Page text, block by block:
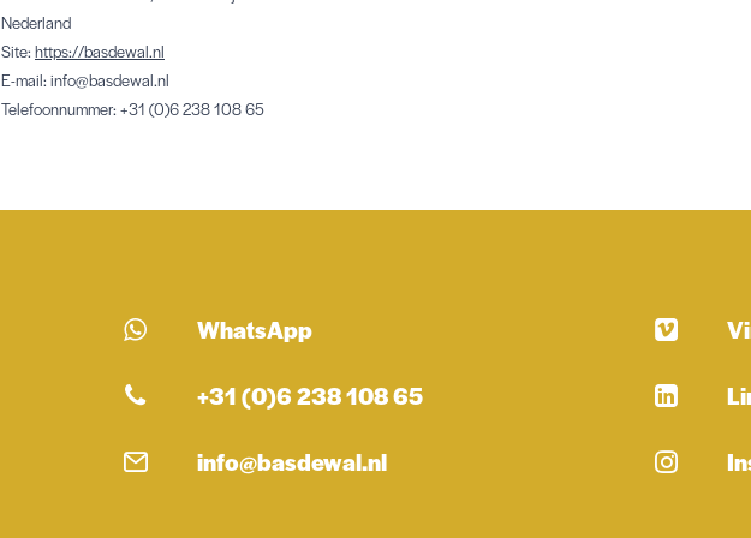
Nederland
Site: https://basdewal.nl
E-mail: info@basdewal.nl
Telefoonnummer: +31 (0)6 238 108 65
WhatsApp
+31 (0)6 238 108 65
info@basdewal.nl